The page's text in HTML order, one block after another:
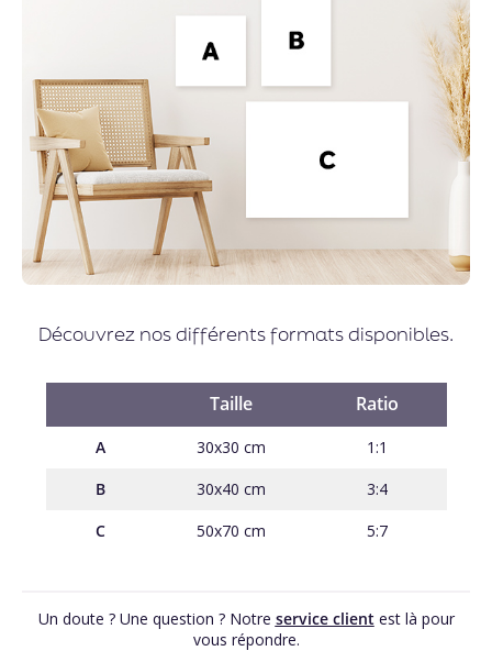
Découvrez nos différents formats disponibles.
Taille Ratio
A 30x30 cm
1:1
B
30x40 cm
3:4
C
50x70 cm 5:7
Un doute ? Une question ? Notre service clientest là pour
vous répondre.